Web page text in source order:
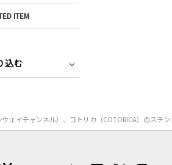
ITEM
込む
ェイチャンネル）、コトリカ（COTORICA）のステ